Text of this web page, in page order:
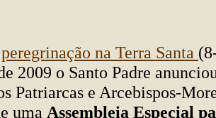
peregrinação na Terra Santa
2009 o Santo Padre
Patriarcas e Arcebispos-
uma Assembleia Especial